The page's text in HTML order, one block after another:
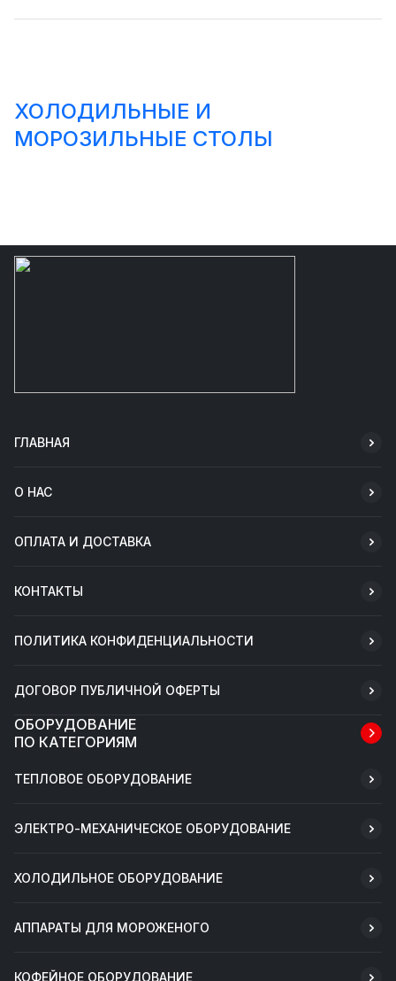
ХОЛОДИЛЬНЫЕ И
МОРОЗИЛЬНЫЕ СТОЛЫ
ГЛАВНАЯ
О НАС
ОПЛАТА И ДОСТАВКА
КОНТАКТЫ
ПОЛИТИКА КОНФИДЕНЦИАЛЬНОСТИ
ДОГОВОР ПУБЛИЧНОЙ ОФЕРТЫ
ОБОРУДОВАНИЕ
ПО КАТЕГОРИЯМ
ТЕПЛОВОЕ ОБОРУДОВАНИЕ
ЭЛЕКТРО-МЕХАНИЧЕСКОЕ ОБОРУДОВАНИЕ
ХОЛОДИЛЬНОЕ ОБОРУДОВАНИЕ
АППАРАТЫ ДЛЯ МОРОЖЕНОГО
КОФЕЙНОЕ ОБОРУДОВАНИЕ